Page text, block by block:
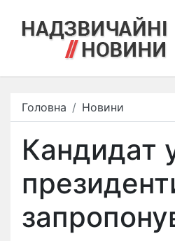
Головна Новини
Кандидат